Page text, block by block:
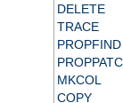
DELETE
TRACE
PROPFIND
MKCOL
COPY